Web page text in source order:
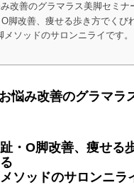
改善のグラマラス美脚セミナ
脚改善、痩せる歩き方でくび
メソッドのサロンニライです。
悩み改善のグラマラ
・O脚改善、痩せる
ソッドのサロンニラ